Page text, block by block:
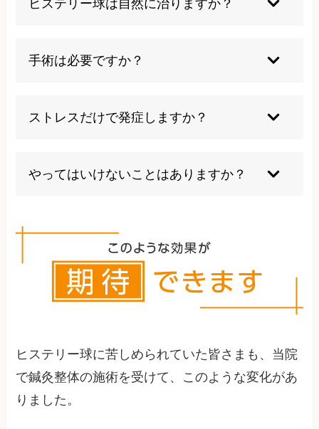
ヒステリー球は自然に治りますか？
週間以上持続する場合や、食事をとると違和感が
強くなる場合は、まず病院を受診することが推奨
レスや不安が続く場合は、改善しにくい印象があ
ります。
手術は必要ですか？
どに異物感や圧迫感を感じる状態で、ストレスや
精神的な要因が原因とされています。耳鼻咽喉科
されれば、精神的なストレスや自律神経の乱れが
原因と考えられます
ストレスだけで発症しますか？
ストレスが大きな要因の一つです。心理的な要
因、特に無意識の葛藤や感情の抑圧も原因となり
環境的な要因も影響を与えることがあります。
やってはいけないことはありますか？
控えたほうが良いです。他には乾燥や刺激物の摂
取も避けるべきで、カフェインやアルコール、タ
バコは喉を荒らします。ストレスを溜め込まない
ために、睡眠や食事のリズムを整えることで自律
神経を安定させることが大切です。
ヒステリー球に苦しめられていた皆さまも、当院
で鍼灸整体の施術を受けて、このような変化があ
りました。